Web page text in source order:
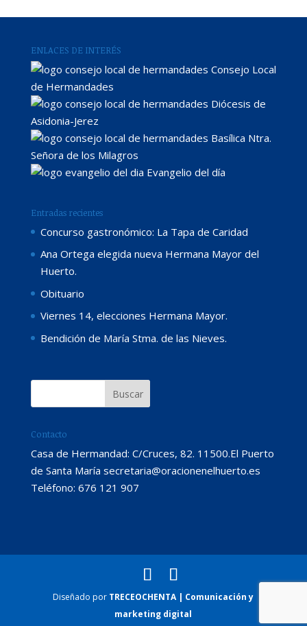
ENLACES DE INTERÉS
Consejo Local
de Hermandades
Diócesis de
Asidonia-Jerez
Basílica Ntra.
Señora de los Milagros
Evangelio del día
Entradas recientes
Concurso gastronómico: La Tapa de Caridad
Ana Ortega elegida nueva Hermana Mayor del
Huerto.
Obituario
Viernes 14, elecciones Hermana Mayor.
Bendición de María Stma. de las Nieves.
Contacto
Casa de Hermandad: C/Cruces, 82. 11500.El Puerto
de Santa María secretaria@oracionenelhuerto.es
Teléfono: 676 121 907
Diseñado por TRECEOCHENTA | Comunicación y
marketing digital